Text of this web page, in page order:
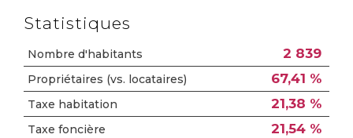
Statistiques
Nombre d'habitants 2 839
Propriétaires (vs. locataires) 67,41 %
Taxe habitation 21,38 %
Taxe foncière 21,54 %